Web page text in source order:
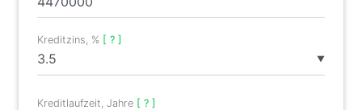
▼
Kreditzins, % [ ? ]
Kreditlaufzeit, Jahre [ ? ]